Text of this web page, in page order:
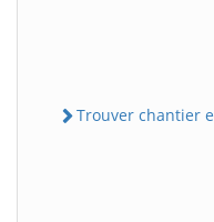
Trouver chantier